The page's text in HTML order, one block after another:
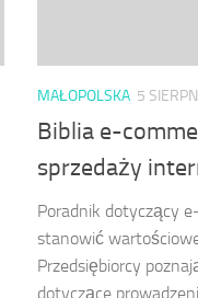
MAŁOPOLSKA 5
Biblia e-
sprzedaży
Poradnik dotyczący
stanowić
Przedsiębiorcy
dotyczące